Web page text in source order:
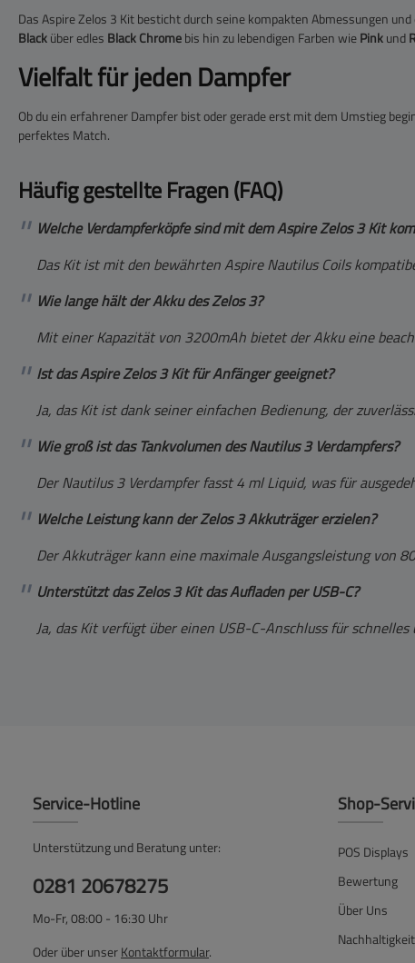
Das Aspire Zelos 3 Kit besticht durch seine kompakten Abmessungen
Blacküber edles Black Chromebis hin zu lebendigen Farben wiePinkund
Vielfalt für jeden Dampfer
Ob du ein erfahrener Dampfer bist oder gerade erst mit dem Umstieg
perfektes Match.
Häufig gestellte Fragen (FAQ)
Welche Verdampferköpfe sind mit dem Aspire Zelos 3 Kit
Das Kit ist mit den bewährten Aspire Nautilus Coils
Wie lange hält der Akku des Zelos 3?
Mit einer Kapazität von 3200mAh bietet der Akku eine
Ist das Aspire Zelos 3 Kit für Anfänger geeignet?
Ja, das Kit ist dank seiner einfachen Bedienung, der
Wie groß ist das Tankvolumen des Nautilus 3 Verdampfers?
Der Nautilus 3 Verdampfer fasst 4 ml Liquid, was für
Welche Leistung kann der Zelos 3 Akkuträger erzielen?
Der Akkuträger kann eine maximale Ausgangsleistung von
Unterstützt das Zelos 3 Kit das Aufladen per USB-C?
Ja, das Kit verfügt über einen USB-C-Anschluss für schnelles
Service-Hotline
Unterstützung und Beratung unter:
0281 20678275
Mo-Fr, 08:00 - 16:30 Uhr
Oder über unserKontaktformular.
Shop-
POS Displays
Bewertung
Über Uns
Nachhaltigkeit